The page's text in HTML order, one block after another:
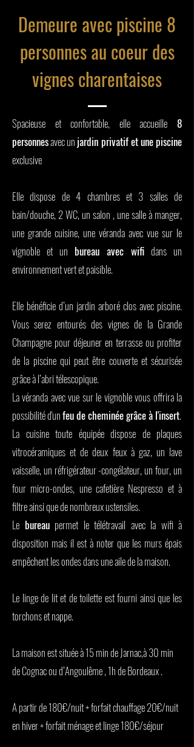
Demeure avec piscine 8
personnes au coeur des
vignes charentaises
Spacieuse et confortable, elle accueille 8
personnesavec un jardin privatif et une piscine
exclusive
Elle dispose de 4 chambres et 3 salles de
bain/douche, 2 WC, un salon , une salle à manger,
une grande cuisine, une véranda avec vue sur le
vignoble et un bureau avec wifi dans un
environnement vert et paisible.
Elle bénéficie d’un jardin arboré clos avec piscine.
Vous serez entourés des vignes de la Grande
Champagne pour déjeuner en terrasse ou profiter
de la piscine qui peut être couverte et sécurisée
grâce à l’abri télescopique.
La véranda avec vue sur le vignoble vous offrira la
possibilité d'unfeu de cheminée grâce à l'insert.
La cuisine toute équipée dispose de plaques
vitrocéramiques et de deux feux à gaz, un lave
vaisselle, un réfrigérateur -congélateur, un four, un
four micro-ondes, une cafetière Nespresso et à
filtre ainsi que de nombreux ustensiles.
Le bureaupermet le télétravail avec la wifi à
disposition mais il est à noter que les murs épais
empêchent les ondes dans une aile de la maison.
Le linge de lit et de toilette est fourni ainsi que les
torchons et nappe.
La maison est située à 15 min de Jarnac,à 30 min
de Cognac ou d’Angoulême , 1h de Bordeaux .
A partir de 180€/nuit + forfait chauffage 20€/nuit
en hiver + forfait ménage et linge 180€/séjour